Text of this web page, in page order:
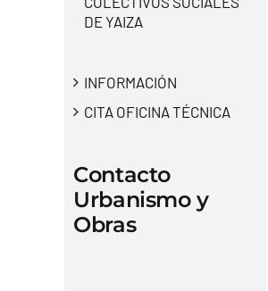
DE YAIZA
INFORMACIÓN
CITA OFICINA TÉCNICA
Contacto
Urbanismo y
Obras